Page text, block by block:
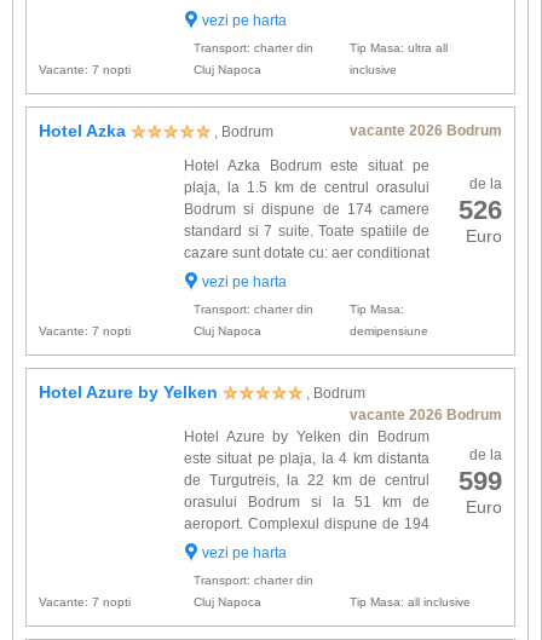
aer conditionat centralizat, TV satelit,
dus, pa...
vezi pe harta
Vacante: 7 nopti
Transport: charter din
Cluj Napoca
Tip Masa: ultra all
inclusive
Hotel Azka , Bodrum vacante 2026 Bodrum
de la
526
Euro
Hotel Azka Bodrum este situat pe
plaja, la 1.5 km de centrul orasului
Bodrum si dispune de 174 camere
standard si 7 suite. Toate spatiile de
cazare sunt dotate cu: aer conditionat
(split), balcon, TV satelit, minibar, seif,
vezi pe harta
Vacante: 7 nopti
Transport: charter din
Cluj Napoca
Tip Masa:
demipensiune
Hotel Azure by Yelken
, Bodrum
vacante 2026 Bodrum
de la
599
Euro
Hotel Azure by Yelken din Bodrum
este situat pe plaja, la 4 km distanta
de Turgutreis, la 22 km de centrul
orasului Bodrum si la 51 km de
aeroport. Complexul dispune de 194
camere dotate cu: aer conditionat, TV
internet wire...
vezi pe harta
Vacante: 7 nopti
Transport: charter din
Cluj Napoca
Tip Masa: all inclusive